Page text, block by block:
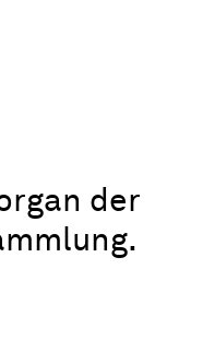
der